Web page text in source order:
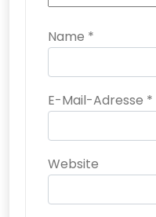
Name *
E-Mail-Adresse *
Website